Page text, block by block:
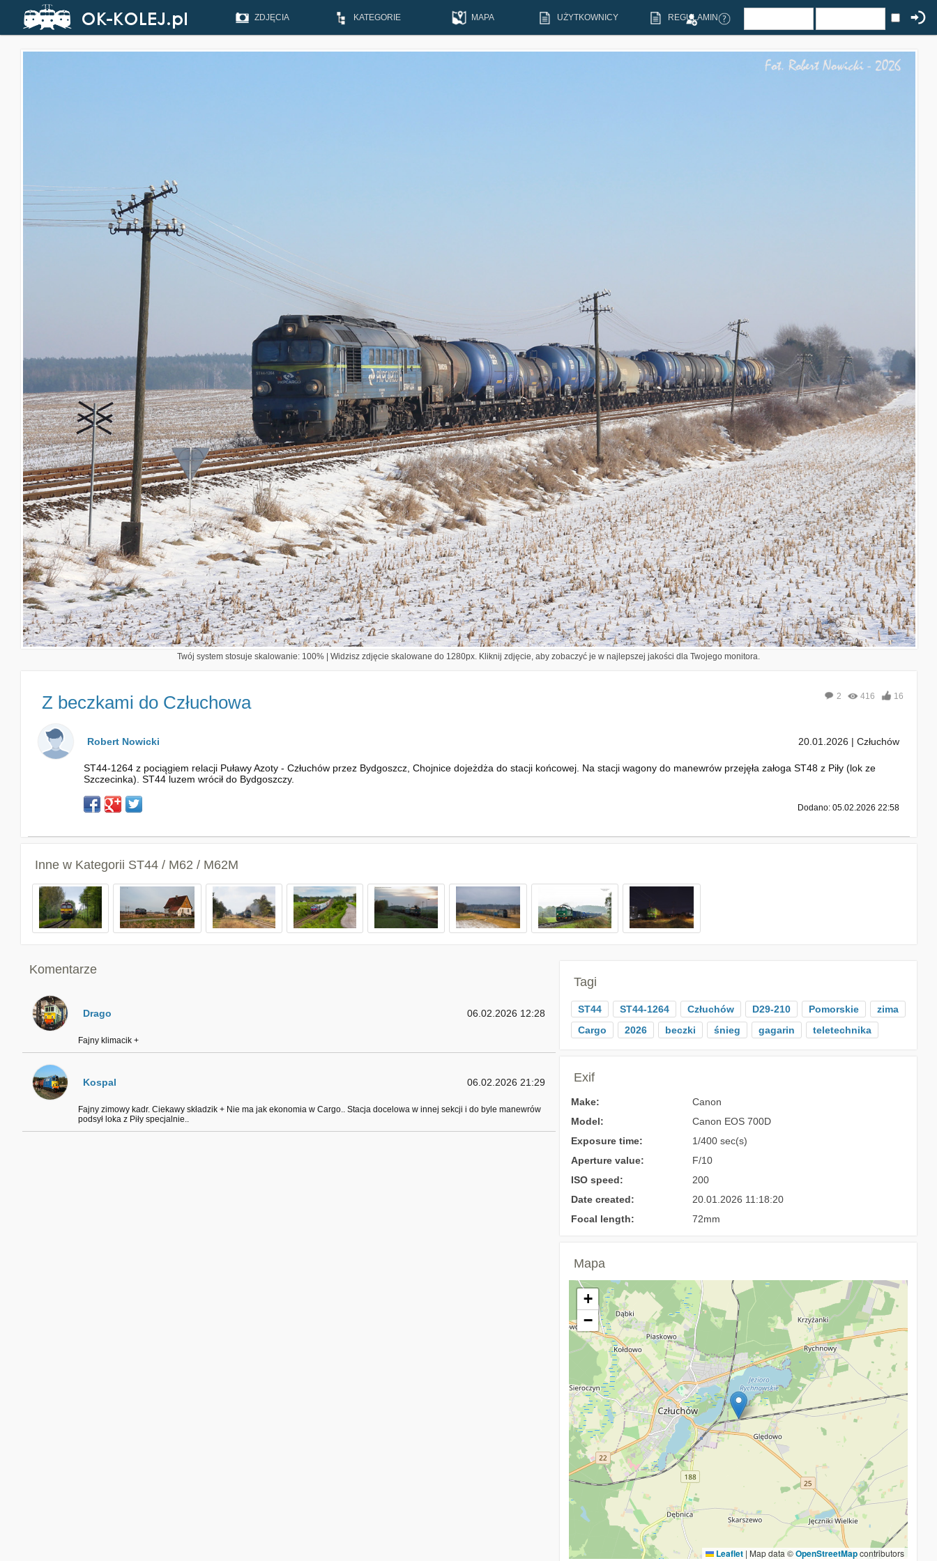
ZDJĘCIA KATEGORIE MAPA UŻYTKOWNICY REGULAMIN
Twój system stosuje skalowanie: 100% | Widzisz zdjęcie skalowane do 1280px. Kliknij zdjęcie, aby zobaczyć je w najlepszej jakości dla Twojego monitora.
Z beczkami do Człuchowa 2 416 16
Robert Nowicki 20.01.2026 | Człuchów
ST44-1264 z pociągiem relacji Puławy Azoty - Człuchów przez Bydgoszcz, Chojnice dojeżdża do stacji końcowej. Na stacji wagony do manewrów przejęła załoga ST48 z Piły (lok ze
Szczecinka). ST44 luzem wrócił do Bydgoszczy.
Dodano: 05.02.2026 22:58
Inne w Kategorii ST44 / M62 / M62M
Komentarze
Drago 06.02.2026 12:28
Fajny klimacik +
Kospal 06.02.2026 21:29
Fajny zimowy kadr. Ciekawy składzik + Nie ma jak ekonomia w Cargo.. Stacja docelowa w innej sekcji i do byle manewrów
podsył loka z Piły specjalnie..
Tagi
ST44 ST44-1264 Człuchów D29-210 Pomorskie
zima
Cargo
2026 beczki śnieg gagarin teletechnika
Exif
Make:
Canon
Model:
Canon EOS 700D
Exposure time:
1/400 sec(s)
Aperture value:
F/10
ISO speed:
200
Date created:
20.01.2026 11:18:20
Focal length:
72mm
Mapa
+
−
Leaflet | Map data ©OpenStreetMapcontributors